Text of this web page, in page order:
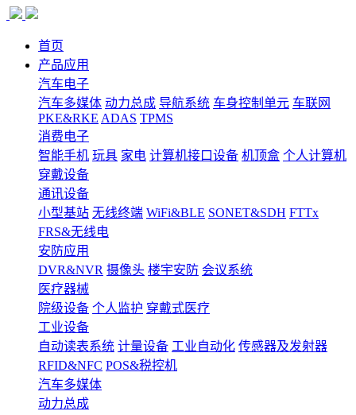
首页
产品应用
汽车电子
汽车多媒体 动力总成 导航系统 车身控制单元 车联网
PKE&RKE ADAS TPMS
消费电子
智能手机 玩具 家电 计算机接口设备 机顶盒 个人计算机
穿戴设备
通讯设备
小型基站 无线终端 WiFi&BLE SONET&SDH FTTx
FRS&无线电
安防应用
DVR&NVR 摄像头 楼宇安防 会议系统
医疗器械
院级设备 个人监护 穿戴式医疗
工业设备
自动读表系统 计量设备 工业自动化 传感器及发射器
RFID&NFC POS&税控机
汽车多媒体
动力总成